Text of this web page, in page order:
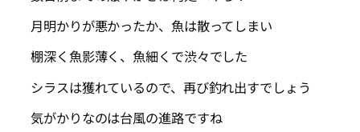
月明かりが悪かったか、魚は散ってしまい
棚深く魚影薄く、魚細くで渋々でした
シラスは獲れているので、再び釣れ出すでしょう
気がかりなのは台風の進路ですね